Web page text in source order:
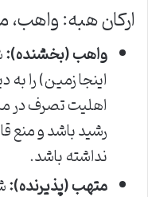
ارکان هبه:
واهب (بخشنده):
اینجا زمین) را
اهلیت تصرف در
رشید باشد و منع
نداشته باشد.
متهب (پذیرنده):